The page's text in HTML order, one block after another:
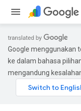
Google menggunakan
ke dalam bahasa
mengandung